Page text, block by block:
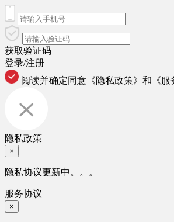
获取验证码
登录/注册
阅读并确定同意 《隐私政策》 和 《服
隐私政策
×
隐私协议更新中。。。
服务协议
×